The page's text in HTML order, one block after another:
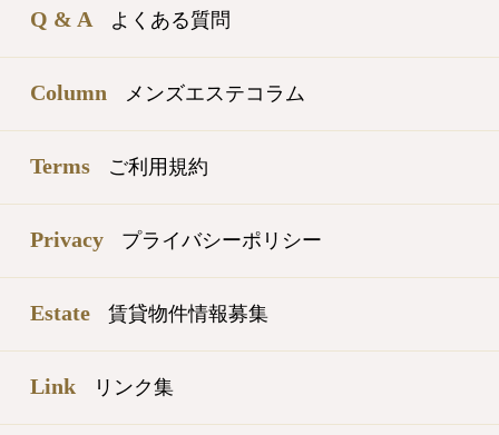
Q & A よくある質問
Column メンズエステコラム
Terms ご利用規約
Privacy プライバシーポリシー
Estate 賃貸物件情報募集
Link リンク集